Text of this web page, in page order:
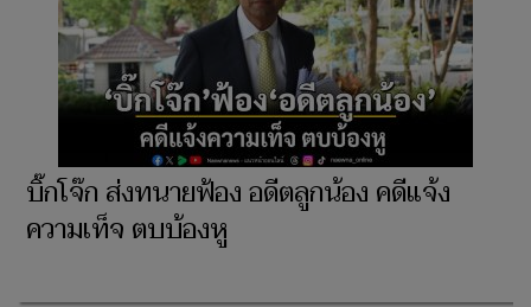
บิ๊กโจ๊ก ส่งทนายฟ้อง อดีตลูกน้อง คดีแจ้ง
ความเท็จ ตบบ้องหู